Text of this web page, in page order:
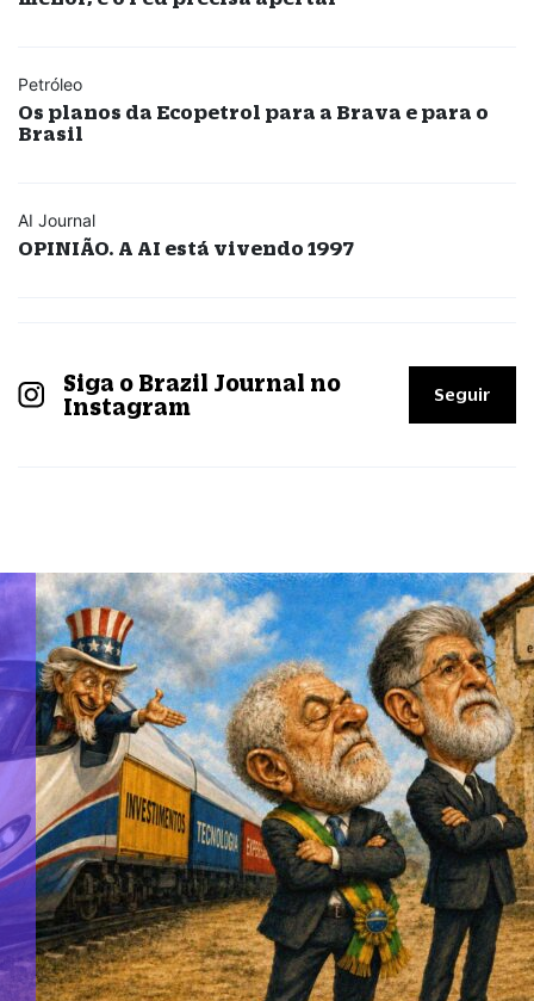
Petróleo
Os planos da Ecopetrol para a Brava e para o
Brasil
AI Journal
OPINIÃO. A AI está vivendo 1997
Siga o Brazil Journal no
Instagram
Seguir